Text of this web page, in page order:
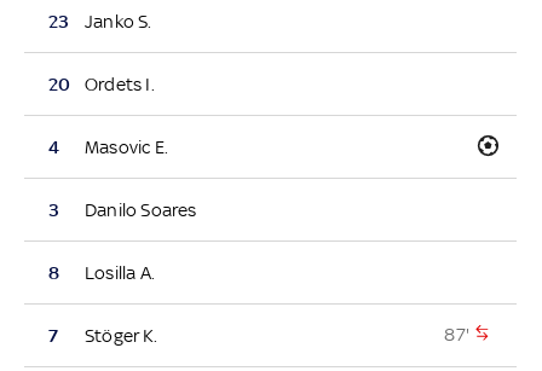
23 Janko S.
20 Ordets I.
4 Masovic E.
3 Danilo Soares
8 Losilla A.
7 Stöger K. 87'